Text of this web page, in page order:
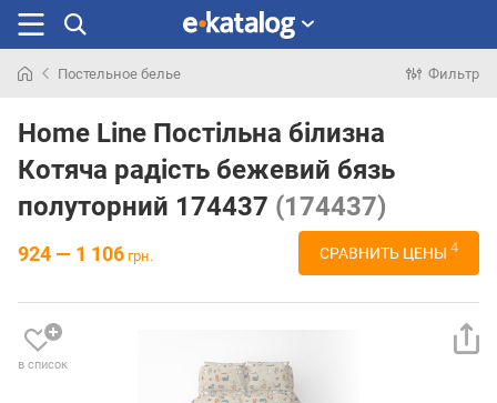
раньше
Постельное белье Фильтр
Home Line Постільна білизна
Котяча радість бежевий бязь
полуторний 174437 (174437)
924 — 1 106 грн. СРАВНИТЬ ЦЕНЫ 4
в список